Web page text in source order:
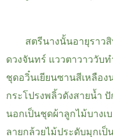
สตรีนางนั้นอายุราว
ดวงจันทร์ แววตาวาววับ
ชุดอวิ๋นเยียนซานสีเหลือ
กระโปรงพลิ้วดังสายน้ำ
นอกเป็นชุดผ้าลูกไม้บางเ
ลายกล้วยไม้ประดับมุกเป็